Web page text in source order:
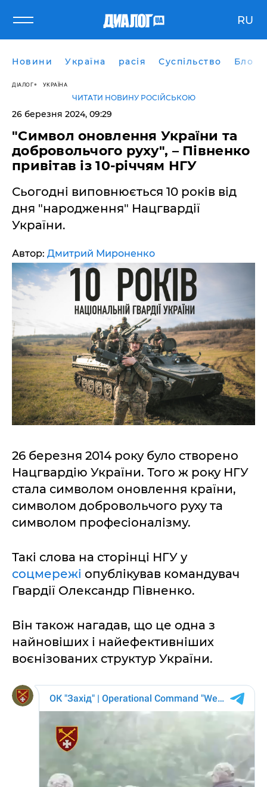
RU
Новини Україна расія Суспільство Блоги
ДІАЛОГ УКРАЇНА
ЧИТАТИ НОВИНУ РОСІЙСЬКОЮ
26 березня 2024, 09:29
"Символ оновлення України та
добровольчого руху", – Півненко
привітав із 10-річчям НГУ
Сьогодні виповнюється 10 років від
дня "народження" Нацгвардії
України.
Автор: Дмитрий Мироненко
26 березня 2014 року було створено
Нацгвардію України. Того ж року НГУ
стала символом оновлення країни,
символом добровольчого руху та
символом професіоналізму.
Такі слова на сторінці НГУ у
соцмережі опублікував командувач
Гвардії Олександр Півненко.
Він також нагадав, що це одна з
найновіших і найефективніших
воєнізованих структур України.